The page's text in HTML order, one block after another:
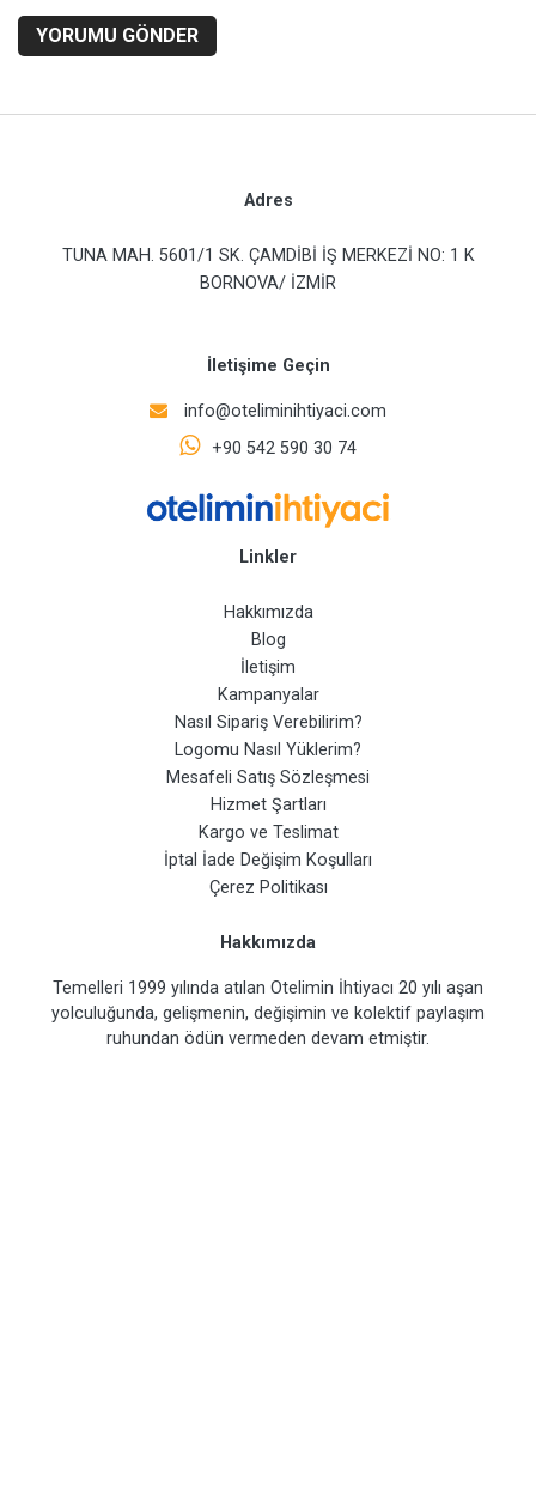
YORUMU GÖNDER
Adres
TUNA MAH. 5601/1 SK. ÇAMDİBİ İŞ MERKEZİ NO: 1 K
BORNOVA/ İZMİR
İletişime Geçin
info@oteliminihtiyaci.com
+90 542 590 30 74
Linkler
Hakkımızda
Blog
İletişim
Kampanyalar
Nasıl Sipariş Verebilirim?
Logomu Nasıl Yüklerim?
Mesafeli Satış Sözleşmesi
Hizmet Şartları
Kargo ve Teslimat
İptal İade Değişim Koşulları
Çerez Politikası
Hakkımızda
Temelleri 1999 yılında atılan Otelimin İhtiyacı 20 yılı aşan
yolculuğunda, gelişmenin, değişimin ve kolektif paylaşım
ruhundan ödün vermeden devam etmiştir.